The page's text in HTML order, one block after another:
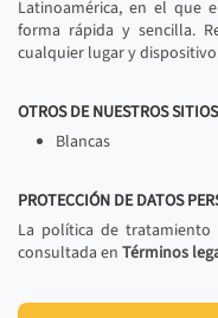
Latinoamérica, en el que
forma rápida y sencilla.
cualquier lugar y
OTROS DE NUESTROS SITIOS
Blancas
PROTECCIÓN DE DATOS
La política de
consultada en Términos